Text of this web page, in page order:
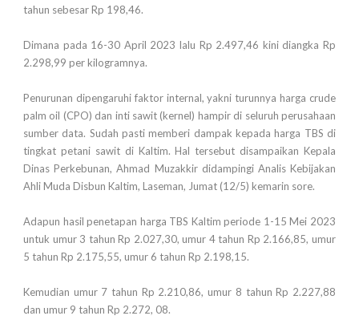
tahun sebesar Rp 198,46.
Dimana pada 16-30 April 2023 lalu Rp 2.497,46 kini diangka Rp
2.298,99 per kilogramnya.
Penurunan dipengaruhi faktor internal, yakni turunnya harga crude
palm oil (CPO) dan inti sawit (kernel) hampir di seluruh perusahaan
sumber data. Sudah pasti memberi dampak kepada harga TBS di
tingkat petani sawit di Kaltim. Hal tersebut disampaikan Kepala
Dinas Perkebunan, Ahmad Muzakkir didampingi Analis Kebijakan
Ahli Muda Disbun Kaltim, Laseman, Jumat (12/5) kemarin sore.
Adapun hasil penetapan harga TBS Kaltim periode 1-15 Mei 2023
untuk umur 3 tahun Rp 2.027,30, umur 4 tahun Rp 2.166,85, umur
5 tahun Rp 2.175,55, umur 6 tahun Rp 2.198,15.
Kemudian umur 7 tahun Rp 2.210,86, umur 8 tahun Rp 2.227,88
dan umur 9 tahun Rp 2.272, 08.